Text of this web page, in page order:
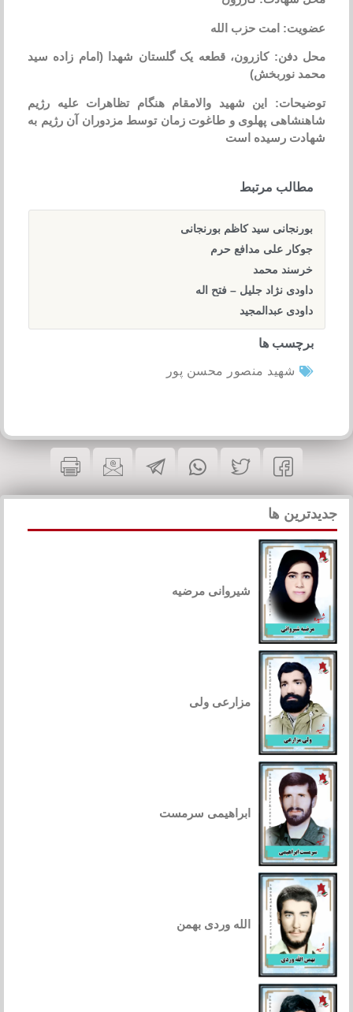
عضویت: امت حزب الله
محل دفن: کازرون، قطعه یک گلستان شهدا (امام زاده سید
محمد نوربخش)
توضیحات: این شهید والامقام هنگام تظاهرات علیه رژیم
شاهنشاهی پهلوی و طاغوت زمان توسط مزدوران آن رژیم به
شهادت رسیده است
مطالب مرتبط
بورنجانی سید کاظم بورنجانی
جوکار علی مدافع حرم
خرسند محمد
داودی نژاد جلیل – فتح اله
داودی عبدالمجید
برچسب ها
شهید منصور محسن پور
جدیدترین ها
شیروانی مرضیه
مزارعی ولی
ابراهیمی سرمست
الله وردی بهمن